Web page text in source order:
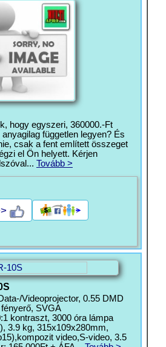
hogy egyszeri, 360000.-Ft
független legyen? És
csak a fent említett összeget
el Ön helyett. Kérjen
Tovább >
Videoprojector, 0.55 DMD
SVGA
kontraszt, 3000 óra lámpa
3.9 kg, 315x109x280mm,
video,S-video, 3.5